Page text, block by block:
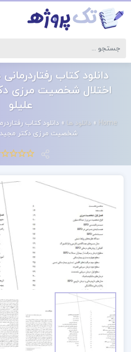
دانلود کتاب
اختلال شخصیت مرزی
علیلو
Home
» دانلود ها » دانلود کتاب
شخصیت مرزی دکتر مجید